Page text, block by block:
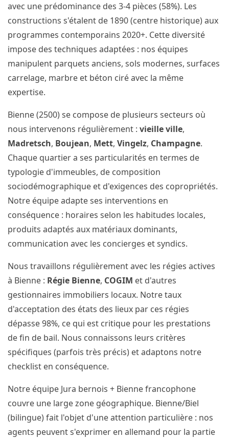
avec une prédominance des 3-4 pièces (58%). Les
constructions s'étalent de 1890 (centre historique) aux
programmes contemporains 2020+. Cette diversité
impose des techniques adaptées : nos équipes
manipulent parquets anciens, sols modernes, surfaces
carrelage, marbre et béton ciré avec la même
expertise.
Bienne (2500) se compose de plusieurs secteurs où
nous intervenons régulièrement : vieille ville,
Madretsch, Boujean, Mett, Vingelz, Champagne.
Chaque quartier a ses particularités en termes de
typologie d'immeubles, de composition
sociodémographique et d'exigences des copropriétés.
Notre équipe adapte ses interventions en
conséquence : horaires selon les habitudes locales,
produits adaptés aux matériaux dominants,
communication avec les concierges et syndics.
Nous travaillons régulièrement avec les régies actives
à Bienne : Régie Bienne, COGIM et d'autres
gestionnaires immobiliers locaux. Notre taux
d'acceptation des états des lieux par ces régies
dépasse 98%, ce qui est critique pour les prestations
de fin de bail. Nous connaissons leurs critères
spécifiques (parfois très précis) et adaptons notre
checklist en conséquence.
Notre équipe Jura bernois + Bienne francophone
couvre une large zone géographique. Bienne/Biel
(bilingue) fait l'objet d'une attention particulière : nos
agents peuvent s'exprimer en allemand pour la partie